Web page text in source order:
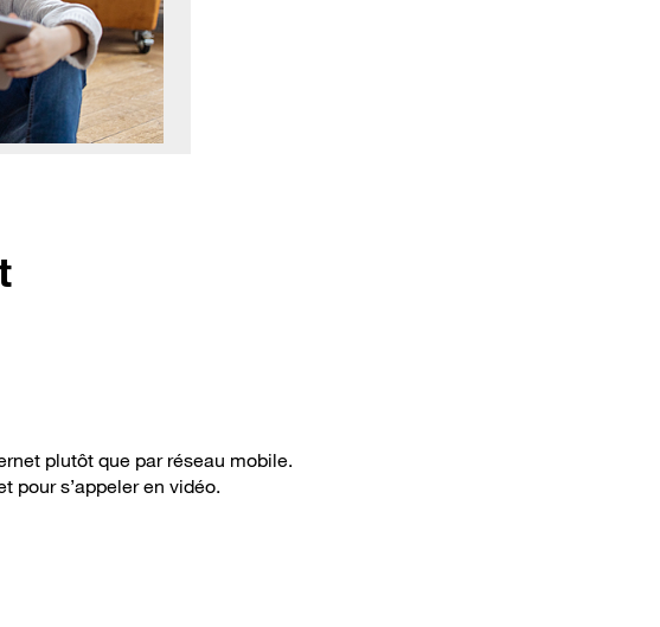
plutôt que par réseau mobile.
pour s’appeler en vidéo.